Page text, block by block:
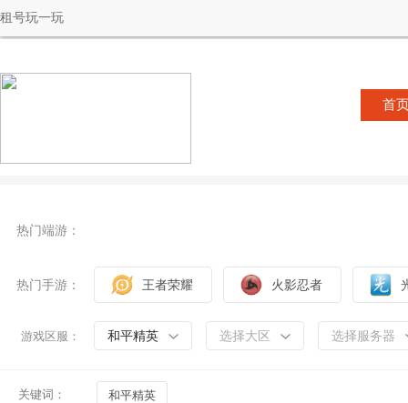
租号玩一玩
首
热门端游：
热门手游： 王者荣耀 火影忍者
游戏区服： 和平精英 选择大区 选择服务器
关键词： 和平精英